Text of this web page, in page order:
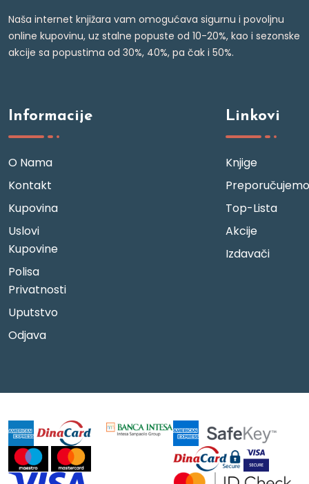
Naša internet knjižara vam omogućava sigurnu i povoljnu
online kupovinu, uz stalne popuste od 10-20%, kao i sezonske
akcije sa popustima od 30%, 40%, pa čak i 50%.
Informacije
O Nama
Kontakt
Kupovina
Uslovi
Kupovine
Polisa
Privatnosti
Uputstvo
Odjava
Linkovi
Knjige
Preporučujemo
Top-Lista
Akcije
Izdavači